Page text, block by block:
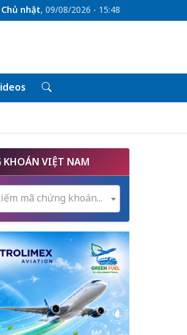
Chủ nhật, 09/08/2026 - 15:48
KHOÁN VIỆT NAM
mã chứng khoán...